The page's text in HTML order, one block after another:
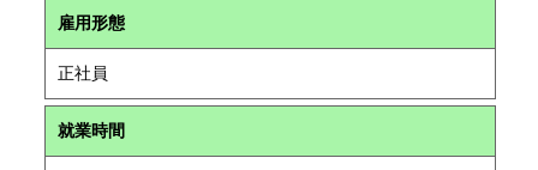
雇用形態
正社員
就業時間